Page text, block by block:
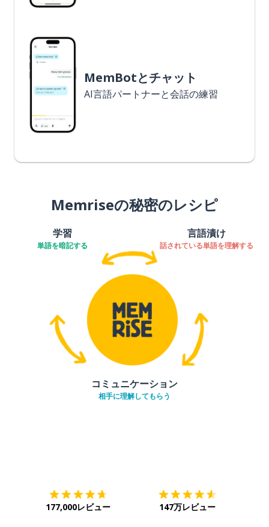
MemBotとチャット
AI言語パートナーと会話の練習
Memriseの秘密のレシピ
学習
単語を暗記する
言語漬け
話されている単語を理解する
コミュニケーション
相手に理解してもらう
177,000レビュー 147万レビュー